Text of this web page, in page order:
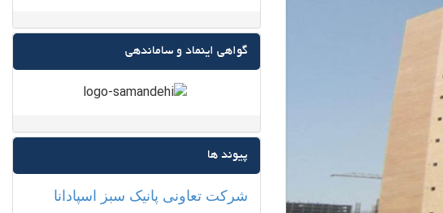
گواهی اینماد و ساماندهی
پیوند ها
شرکت تعاونی پانیک سبز اسپادانا